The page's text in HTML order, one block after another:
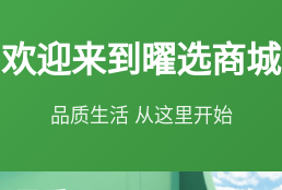
欢迎来到曜选商城
品质生活 从这里开始